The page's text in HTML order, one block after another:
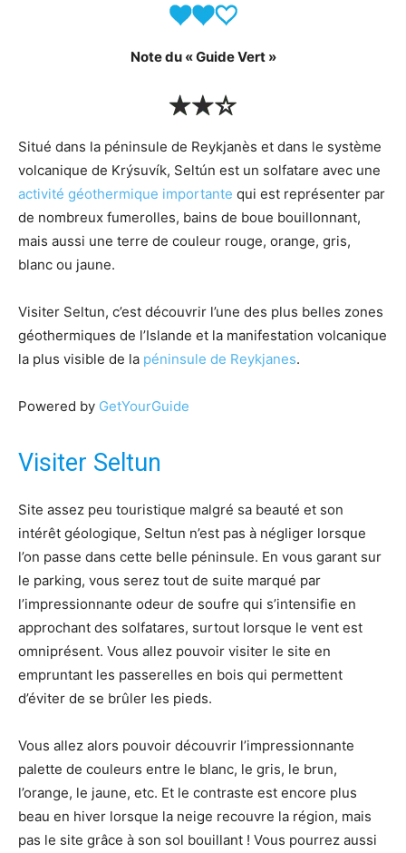
Note du « Guide Vert »
Situé dans la péninsule de Reykjanès et dans le système
volcanique de Krýsuvík, Seltún est un solfatare avec une
activité géothermique importante qui est représenter par
de nombreux fumerolles, bains de boue bouillonnant,
mais aussi une terre de couleur rouge, orange, gris,
blanc ou jaune.
Visiter Seltun, c’est découvrir l’une des plus belles zones
géothermiques de l’Islande et la manifestation volcanique
la plus visible de la péninsule de Reykjanes.
Powered by GetYourGuide
Visiter Seltun
Site assez peu touristique malgré sa beauté et son
intérêt géologique, Seltun n’est pas à négliger lorsque
l’on passe dans cette belle péninsule. En vous garant sur
le parking, vous serez tout de suite marqué par
l’impressionnante odeur de soufre qui s’intensifie en
approchant des solfatares, surtout lorsque le vent est
omniprésent. Vous allez pouvoir visiter le site en
empruntant les passerelles en bois qui permettent
d’éviter de se brûler les pieds.
Vous allez alors pouvoir découvrir l’impressionnante
palette de couleurs entre le blanc, le gris, le brun,
l’orange, le jaune, etc. Et le contraste est encore plus
beau en hiver lorsque la neige recouvre la région, mais
pas le site grâce à son sol bouillant ! Vous pourrez aussi